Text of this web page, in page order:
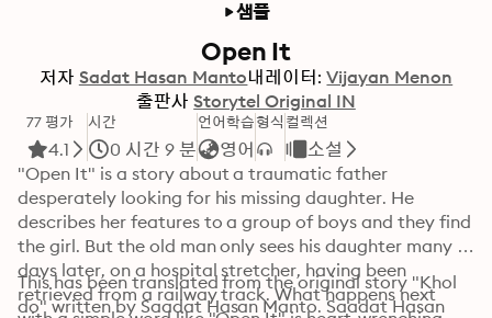
샘플
Open It
저자 Sadat Hasan Manto내레이터: Vijayan Menon
출판사 Storytel Original IN
77 평가
4.1
시간
0 시간 9 분
언어학습
영어
형식 컬렉션
소설
"Open It" is a story about a traumatic father
desperately looking for his missing daughter. He
describes her features to a group of boys and they find
the girl. But the old man only sees his daughter many
days later, on a hospital stretcher, having been
retrieved from a railway track. What happens next
This has been translated from the original story "Khol
do" written by Saadat Hasan Manto. Saadat Hasan